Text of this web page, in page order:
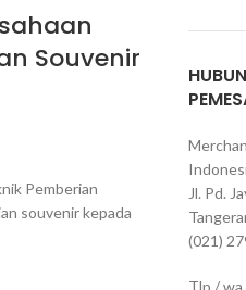
Souvenir
Pemberian
souvenir kepada
Jl. Pd.
(021)
Tlp /